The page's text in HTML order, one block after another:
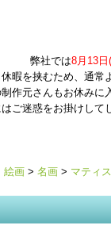
弊社では8月13日
休暇を挟むため、通常
作元さんもお休みに
ご迷惑をお掛けして
絵画 > 名画 > マティス